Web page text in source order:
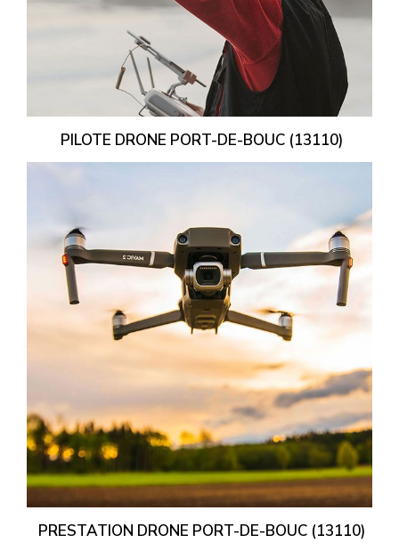
PILOTE DRONE PORT-DE-BOUC (13110)
PRESTATION DRONE PORT-DE-BOUC (13110)